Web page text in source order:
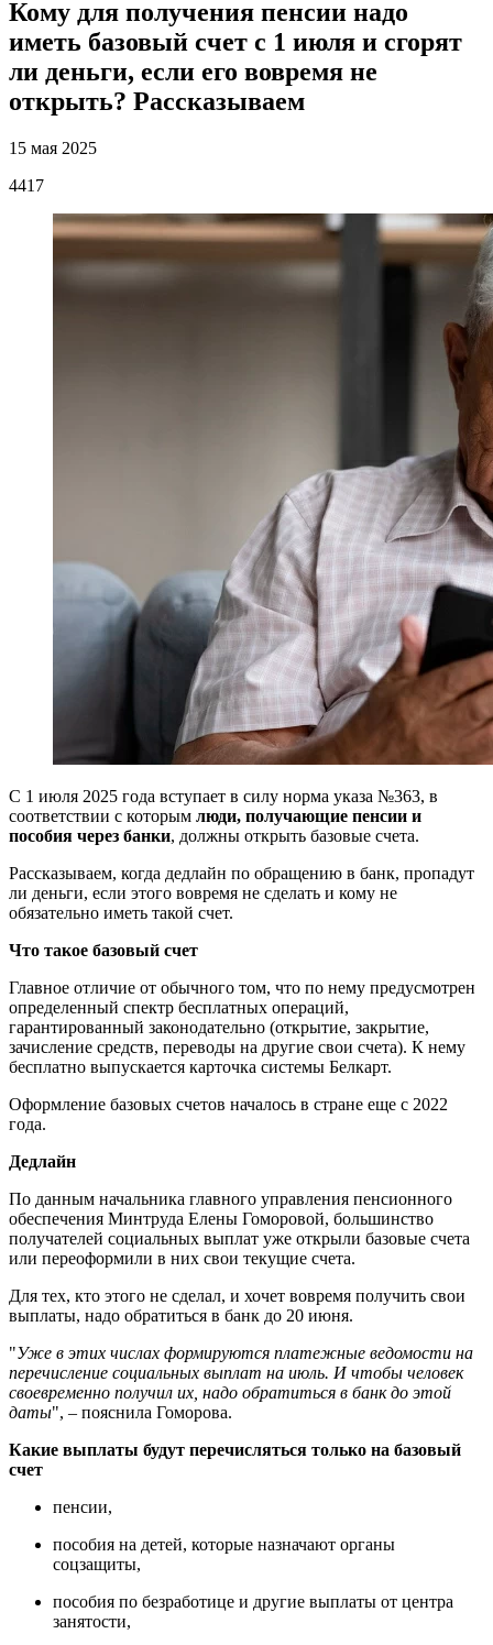
Кому для получения пенсии надо
иметь базовый счет с 1 июля и сгорят
ли деньги, если его вовремя не
открыть? Рассказываем
15 мая 2025
4417
С 1 июля 2025 года вступает в силу норма указа №363, в
соответствии с которым люди, получающие пенсии и
пособия через банки, должны открыть базовые счета.
Рассказываем, когда дедлайн по обращению в банк, пропадут
ли деньги, если этого вовремя не сделать и кому не
обязательно иметь такой счет.
Что такое базовый счет
Главное отличие от обычного том, что по нему предусмотрен
определенный спектр бесплатных операций,
гарантированный законодательно (открытие, закрытие,
зачисление средств, переводы на другие свои счета). К нему
бесплатно выпускается карточка системы Белкарт.
Оформление базовых счетов началось в стране еще с 2022
года.
Дедлайн
По данным начальника главного управления пенсионного
обеспечения Минтруда Елены Гоморовой, большинство
получателей социальных выплат уже открыли базовые счета
или переоформили в них свои текущие счета.
Для тех, кто этого не сделал, и хочет вовремя получить свои
выплаты, надо обратиться в банк до 20 июня.
"Уже в этих числах формируются платежные ведомости на
перечисление социальных выплат на июль. И чтобы человек
своевременно получил их, надо обратиться в банк до этой
даты", – пояснила Гоморова.
Какие выплаты будут перечисляться только на базовый
счет
пенсии,
пособия на детей, которые назначают органы
соцзащиты,
пособия по безработице и другие выплаты от центра
занятости,